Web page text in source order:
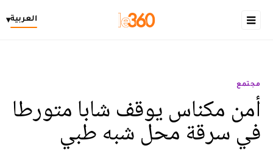
العربية▾
مجتمع
أمن مكناس يوقف شابا متورطا
في سرقة محل شبه طبي